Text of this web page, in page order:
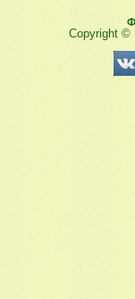
Copyright ©